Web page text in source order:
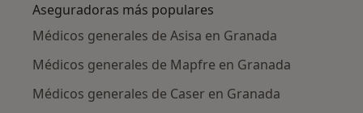
Aseguradoras más populares
Médicos generales de Asisa en Granada
Médicos generales de Mapfre en Granada
Médicos generales de Caser en Granada